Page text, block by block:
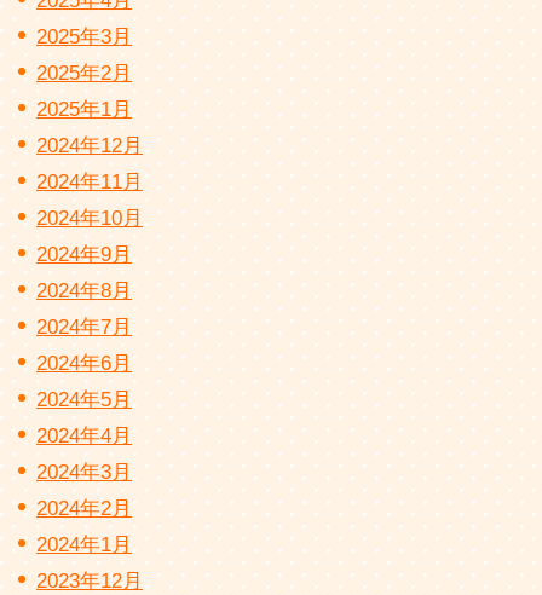
2025年3月
2025年2月
2025年1月
2024年12月
2024年11月
2024年10月
2024年9月
2024年8月
2024年7月
2024年6月
2024年5月
2024年4月
2024年3月
2024年2月
2024年1月
2023年12月